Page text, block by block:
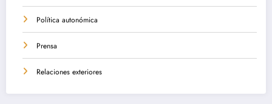
Política autonómica
Prensa
Relaciones exteriores